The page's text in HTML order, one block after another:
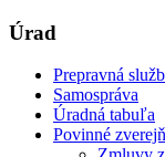
Úrad
Prepravná
Samospráva
Úradná tabuľa
Povinné